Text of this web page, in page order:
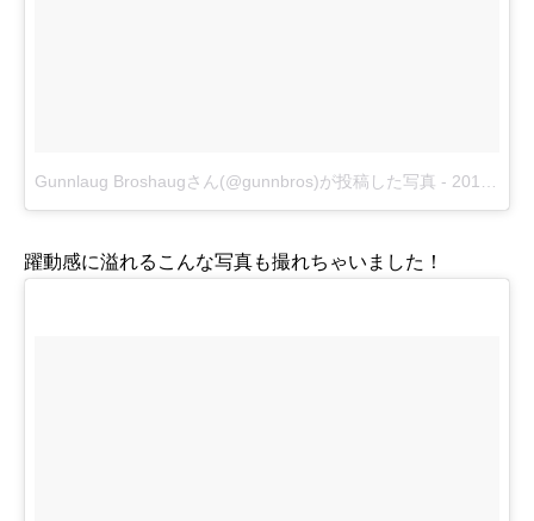
Gunnlaug Broshaugさん(@gunnbros)が投稿した写真 - 2015 7月 29 12:38午前 PDT
躍動感に溢れるこんな写真も撮れちゃいました！